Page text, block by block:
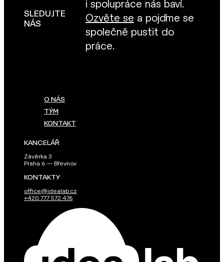
SLEDUJTE
NÁS
i spolupráce nás baví.
Ozvěte se a pojďme se
společně pustit do
práce.
O NÁS
TÝM
KONTAKT
KANCELÁŘ
Závěrka 3
Praha 6 — Břevnov
KONTAKTY
office@idealab.cz
+420 777 572 476